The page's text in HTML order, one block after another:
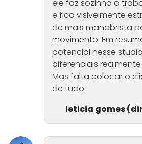
ele faz sozinho o
e fica visivelmente
de mais manobrista
movimento. Em
potencial nesse
diferenciais
Mas falta colocar o
de tudo.
leticia gomes